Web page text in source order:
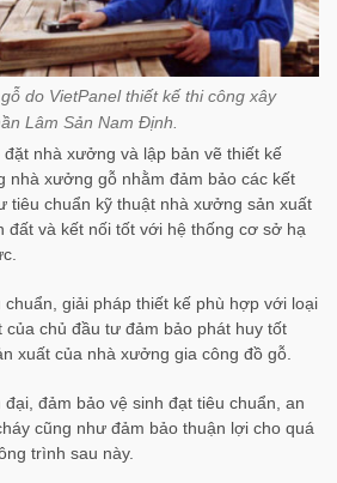
do VietPanel thiết kế thi công xây
Lâm Sản Nam Định.
nhà xưởng và lập bản vẽ thiết kế
nhà xưởng gỗ nhằm đảm bảo các kết
tiêu chuẩn kỹ thuật nhà xưởng sản xuất
đất và kết nối tốt với hệ thống cơ sở hạ
giải pháp thiết kế phù hợp với loại
của chủ đầu tư đảm bảo phát huy tốt
xuất của nhà xưởng gia công đồ gỗ.
đảm bảo vệ sinh đạt tiêu chuẩn, an
cũng như đảm bảo thuận lợi cho quá
trình sau này.